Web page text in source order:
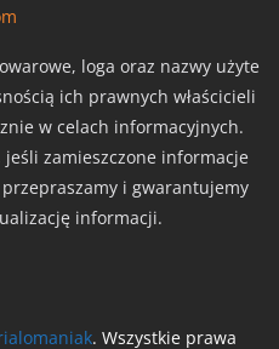
loga oraz nazwy użyte
ich prawnych właścicieli
w celach informacyjnych.
zamieszczone informacje
i gwarantujemy
informacji.
. Wszystkie prawa